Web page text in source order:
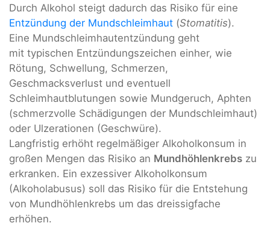
Durch Alkohol steigt dadurch das Risiko für eine
Entzündung der Mundschleimhaut (Stomatitis).
Eine Mundschleimhautentzündung geht
mit typischen Entzündungszeichen einher, wie
Rötung, Schwellung, Schmerzen,
Geschmacksverlust und eventuell
Schleimhautblutungen sowie Mundgeruch, Aphten
(schmerzvolle Schädigungen der Mundschleimhaut)
oder Ulzerationen (Geschwüre).
Langfristig erhöht regelmäßiger Alkoholkonsum in
großen Mengen das Risiko an Mundhöhlenkrebs zu
erkranken. Ein exzessiver Alkoholkonsum
(Alkoholabusus) soll das Risiko für die Entstehung
von Mundhöhlenkrebs um das dreissigfache
erhöhen.